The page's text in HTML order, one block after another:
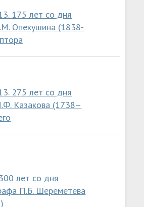
175 лет со дня
Опекушина (1838-
275 лет со дня
Казакова (1738–
лет со дня
П.Б. Шереметева